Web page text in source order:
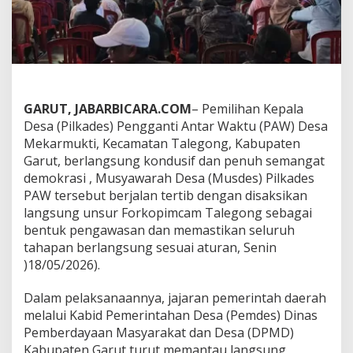
i
k
a
n
n
g
s
u
n
g
,
R
o
p
a
n
u
a
s
a
GARUT, JABARBICARA.COM– Pemilihan Kepala
Desa (Pilkades) Pengganti Antar Waktu (PAW) Desa
Mekarmukti, Kecamatan Talegong, Kabupaten
Garut, berlangsung kondusif dan penuh semangat
demokrasi , Musyawarah Desa (Musdes) Pilkades
PAW tersebut berjalan tertib dengan disaksikan
langsung unsur Forkopimcam Talegong sebagai
bentuk pengawasan dan memastikan seluruh
tahapan berlangsung sesuai aturan, Senin
)18/05/2026).
Dalam pelaksanaannya, jajaran pemerintah daerah
melalui Kabid Pemerintahan Desa (Pemdes) Dinas
Pemberdayaan Masyarakat dan Desa (DPMD)